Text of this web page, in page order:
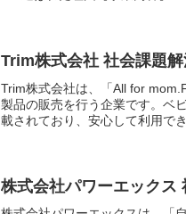
Trim株式会社 社会課題
Trim株式会社は、「All for
製品の販売を行う企業です。ベ
載されており、安心して利用で
株式会社パワーエックス